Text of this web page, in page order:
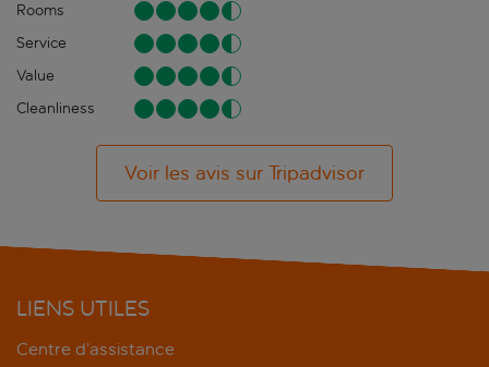
Rooms
Service
Value
Cleanliness
Voir les avis sur Tripadvisor
LIENS UTILES
Centre d’assistance